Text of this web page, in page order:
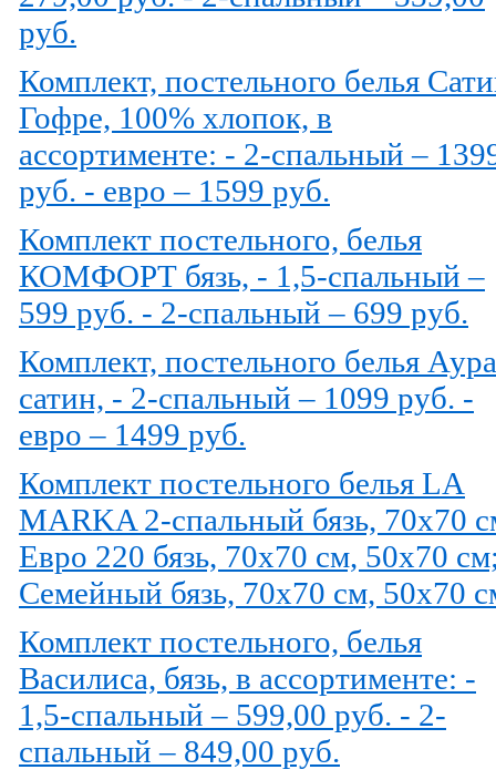
руб.
Комплект, постельного белья
Гофре, 100% хлопок, в
ассортименте: - 2-спальный –
руб. - евро – 1599 руб.
Комплект постельного, белья
КОМФОРТ бязь, - 1,5-спальный –
599 руб. - 2-спальный – 699 руб.
Комплект, постельного белья Аура
сатин, - 2-спальный – 1099 руб. -
евро – 1499 руб.
Комплект постельного белья LA
MARKA 2-спальный бязь, 70х70
Евро 220 бязь, 70х70 см, 50х70
Семейный бязь, 70х70 см, 50х70
Комплект постельного, белья
Василиса, бязь, в ассортименте: -
1,5-спальный – 599,00 руб. - 2-
спальный – 849,00 руб.